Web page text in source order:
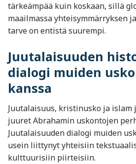
tärkeämpää kuin koskaan, sillä
maailmassa yhteisymmärryksen
tarve on entistä suurempi.
Juutalaisuuden
dialogi muiden
kanssa
Juutalaisuus, kristinusko ja islam
juuret Abrahamin uskontojen
Juutalaisuuden dialogi muiden
usein liittynyt yhteisiin
kulttuurisiin piirteisiin.